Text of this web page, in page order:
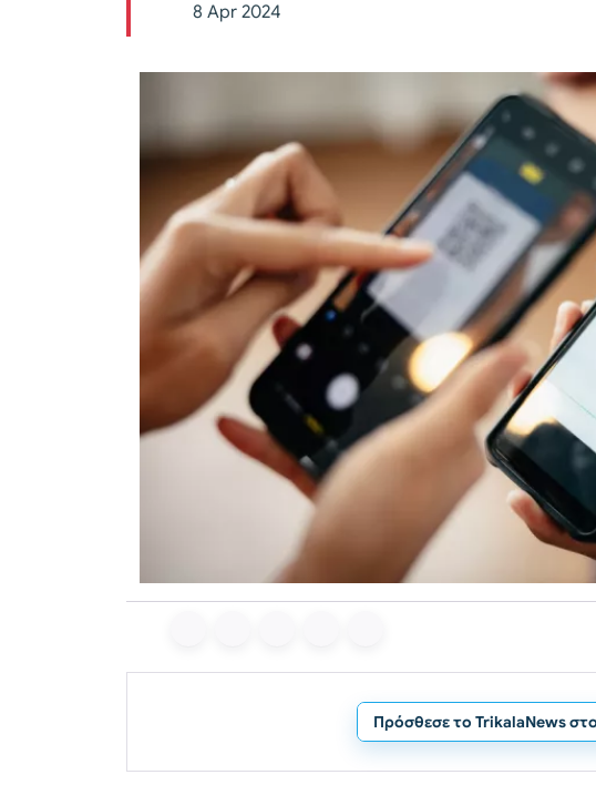
8 Apr 2024
Πρόσθεσε το TrikalaNews στο